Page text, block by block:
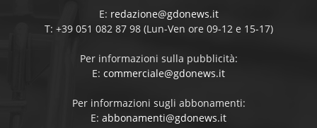
E: redazione@gdonews.it
T: +39 051 082 87 98 (Lun-Ven ore 09-12 e 15-17)
Per informazioni sulla pubblicità:
E: commerciale@gdonews.it
Per informazioni sugli abbonamenti:
E: abbonamenti@gdonews.it